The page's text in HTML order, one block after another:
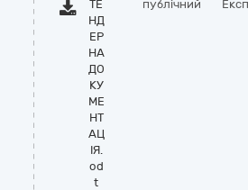
ТЕ
НД
ЕР
НА
ДО
КУ
МЕ
НТ
АЦ
ІЯ.
od
t
публічний